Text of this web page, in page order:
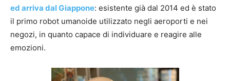
ed arriva dal Giappone: esistente già dal 2014 ed è stato
il primo robot umanoide utilizzato negli aeroporti e nei
negozi, in quanto capace di individuare e reagire alle
emozioni.